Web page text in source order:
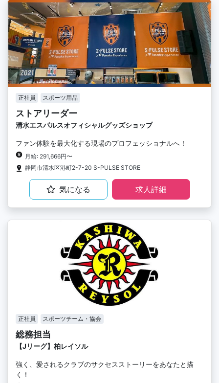
正社員 スポーツ用品
ストアリーダー
清水エスパルスオフィシャルグッズショップ
ファン体験を最大化する現場のプロフェッショナルへ！
月給: 291,666円〜
静岡市清水区港町2-7-20 S-PULSE STORE
気になる 求人詳細
正社員 スポーツチーム・協会
総務担当
【Jリーグ】柏レイソル
強く、愛されるクラブのサクセスストーリーをあなたと描
く！